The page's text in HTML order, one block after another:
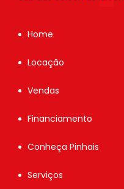
Home
Locação
Vendas
Financiamento
Conheça Pinhais
Serviços